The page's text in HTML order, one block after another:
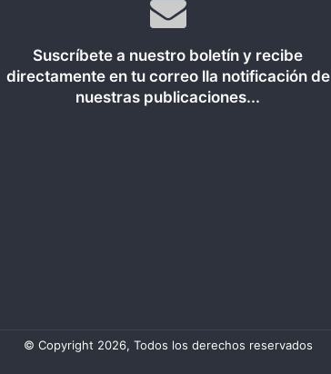
Suscríbete a nuestro boletín y recibe
directamente en tu correo lla notificación de
nuestras publicaciones...
© Copyright 2026, Todos los derechos reservados